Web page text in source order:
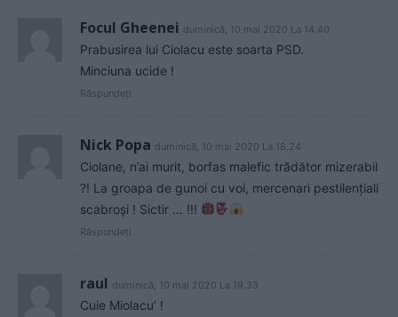
Focul Gheenei duminică, 10 mai 2020 La 14.40
Prabusirea lui Ciolacu este soarta PSD.
Minciuna ucide !
Răspundeți
Nick Popa duminică, 10 mai 2020 La 18.24
Ciolane, n’ai murit, borfas malefic trădător mizerabil
?! La groapa de gunoi cu voi, mercenari pestilențiali
scabroși ! Sictir … !!!
Răspundeți
raul duminică, 10 mai 2020 La 19.33
Cuie Miolacu’ !